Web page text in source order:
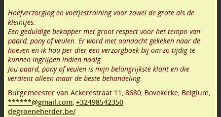
Hoefverzorging en voetjestraining voor zowel de grote als de
kleintjes.
Een geduldige bekapper met groot respect voor het tempo van
paard, pony of veulen. Er word met aandacht gekeken naar de
hoeven en ik hou per dier een verzorgboek bij om zo tijdig te
kunnen ingrijpen indien nodig.
Jou paard, pony of veulen is mijn belangrijkste klant en die
verdient alleen maar de beste behandeling.
Burgemeester van Ackerestraat 11 , 8680, Bovekerke, Belgium,
******@gmail.com, +32498542350
degroeneherder.be/